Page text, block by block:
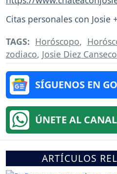
Citas personales con Josie
TAGS: Horóscopo,
zodiaco, Josie Diez Canseco
SÍGUENOS EN
ÚNETE AL
ARTÍCULOS